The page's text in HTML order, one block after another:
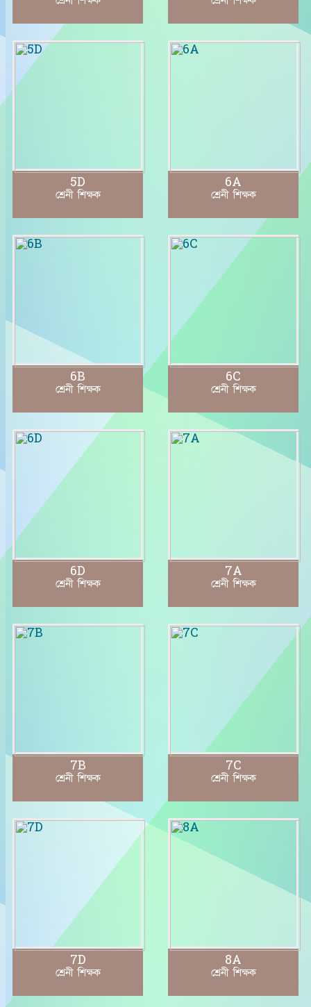
5D
শ্রেনী শিক্ষক
6A
শ্রেনী শিক্ষক
6B
শ্রেনী শিক্ষক
6C
শ্রেনী শিক্ষক
6D
শ্রেনী শিক্ষক
7A
শ্রেনী শিক্ষক
7B
শ্রেনী শিক্ষক
7C
শ্রেনী শিক্ষক
7D
শ্রেনী শিক্ষক
8A
শ্রেনী শিক্ষক